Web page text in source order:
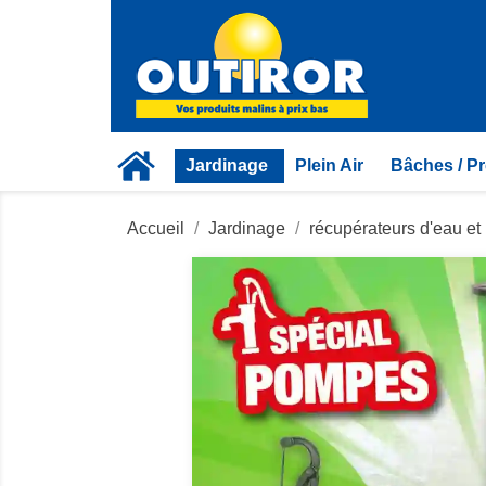
Jardinage Plein Air Bâches /
Accueil Jardinage récupérateurs d'eau et